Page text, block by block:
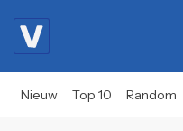
Nieuw Top 10 Random